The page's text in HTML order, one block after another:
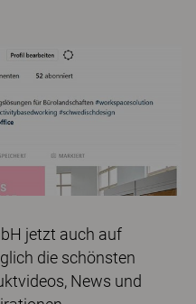
jetzt auch auf
die schönsten
News und